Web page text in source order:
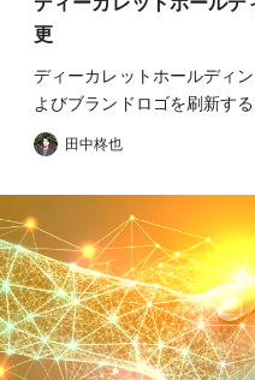
更
ディーカレットホールディ
よびブランドロゴを刷新す
田中柊也